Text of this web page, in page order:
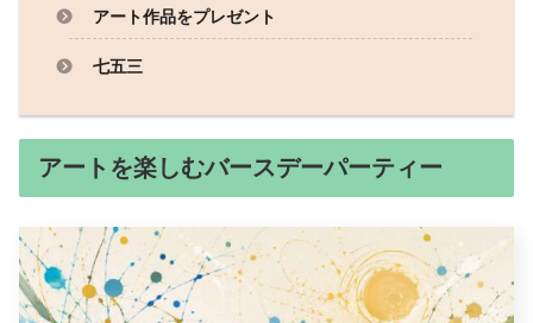
アート作品をプレゼント
七五三
アートを楽しむバースデーパーティー